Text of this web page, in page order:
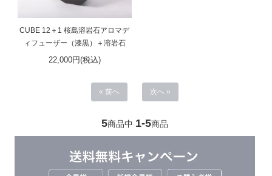
CUBE 12＋1 桜島溶岩石アロマデ
ィフューザー（漆黒）＋溶岩石
22,000円(税込)
« 前へ 次へ »
5商品中 1-5商品